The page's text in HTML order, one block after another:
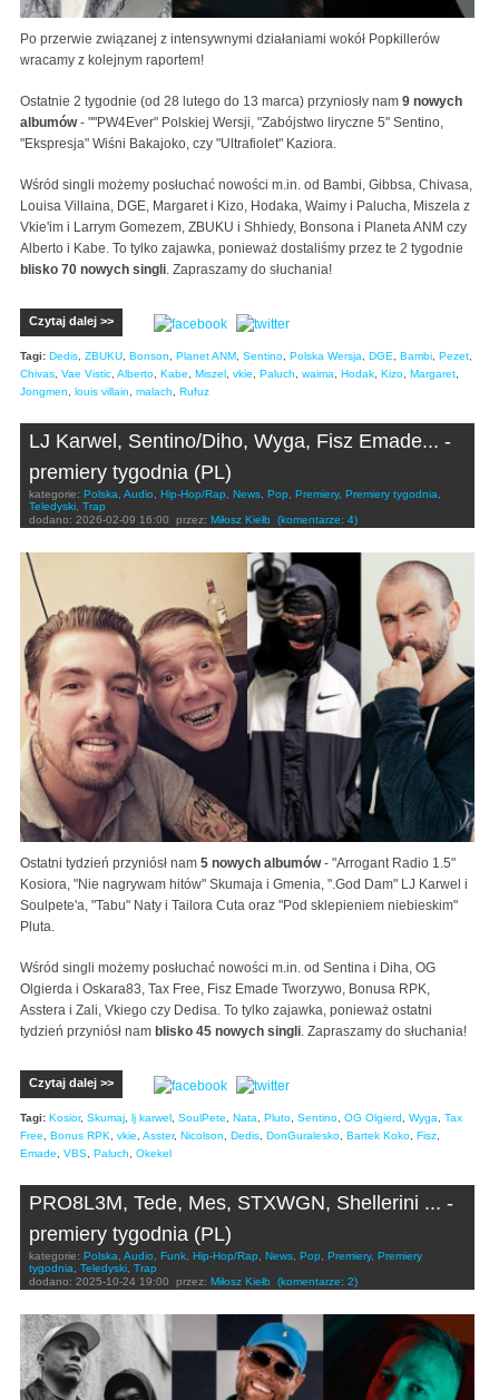
Po przerwie związanej z intensywnymi działaniami wokół Popkillerów
wracamy z kolejnym raportem!
Ostatnie 2 tygodnie (od 28 lutego do 13 marca) przyniosły nam 9 nowych
albumów- ""PW4Ever" Polskiej Wersji, "Zabójstwo liryczne 5" Sentino,
"Ekspresja" Wiśni Bakajoko, czy "Ultrafiolet" Kaziora.
Wśród singli możemy posłuchać nowości m.in. od Bambi, Gibbsa, Chivasa,
Louisa Villaina, DGE, Margaret i Kizo, Hodaka, Waimy i Palucha, Miszela z
Vkie'im i Larrym Gomezem, ZBUKU i Shhiedy, Bonsona i Planeta ANM czy
Alberto i Kabe. To tylko zajawka, ponieważ dostaliśmy przez te 2 tygodnie
blisko 70 nowych singli. Zapraszamy do słuchania!
Czytaj dalej >>
Tagi: Dedis, ZBUKU, Bonson, Planet ANM, Sentino, Polska Wersja, DGE, Bambi, Pezet,
Chivas, Vae Vistic, Alberto, Kabe, Miszel, vkie, Paluch, waima, Hodak, Kizo, Margaret,
Jongmen, louis villain, malach, Rufuz
LJ Karwel, Sentino/Diho, Wyga, Fisz Emade... -
premiery tygodnia (PL)
kategorie: Polska, Audio, Hip-Hop/Rap, News, Pop, Premiery, Premiery tygodnia,
Teledyski, Trap
dodano: 2026-02-09 16:00 przez: Miłosz Kiełb (komentarze: 4)
Ostatni tydzień przyniósł nam 5 nowych albumów- "Arrogant Radio 1.5"
Kosiora, "Nie nagrywam hitów" Skumaja i Gmenia, ".God Dam" LJ Karwel i
Soulpete'a, "Tabu" Naty i Tailora Cuta oraz "Pod sklepieniem niebieskim"
Pluta.
Wśród singli możemy posłuchać nowości m.in. od Sentina i Diha, OG
Olgierda i Oskara83, Tax Free, Fisz Emade Tworzywo, Bonusa RPK,
Asstera i Zali, Vkiego czy Dedisa. To tylko zajawka, ponieważ ostatni
tydzień przyniósł nam blisko 45 nowych singli. Zapraszamy do słuchania!
Czytaj dalej >>
Tagi: Kosior, Skumaj lj karwel SoulPete Nata Pluto Sentino OG Olgierd Wyga
Tax
Free
Bonus RPK vkie Asster, Nicolson Dedis DonGuralesko Bartek Koko Fisz
Emade
VBS Paluch Okekel
PRO8L3M, Tede, Mes, STXWGN, Shellerini ... -
premiery tygodnia (PL)
kategorie: Polska Audio Funk Hip-Hop/Rap News Pop Premiery, Premiery
tygodnia
Teledyski Trap
dodano: 2025-10-24 19:00 przez: Miłosz Kiełb (komentarze: 2)